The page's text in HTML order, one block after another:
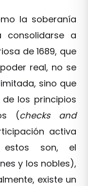
la soberanía
consolidarse a
de 1689, que
real, no se
sino que
los principios
(checks and
activa
son, el
y los nobles),
existe un